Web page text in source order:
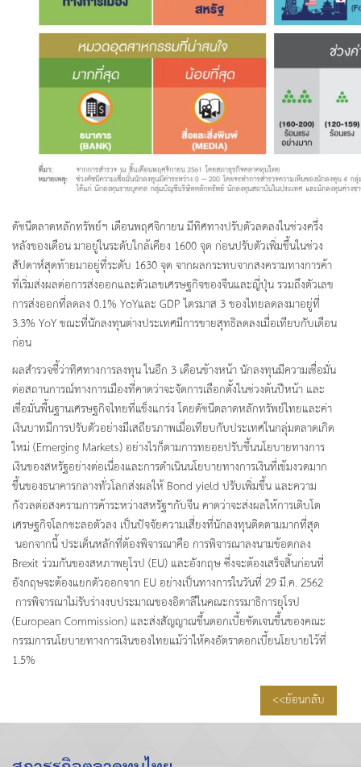
ดัชนีตลาดหลักทรัพย์ฯ เดือนพฤศจิกายน มีทิศทางปรับตัวลดลงในช่วงครึ่ง
หลังของเดือน มาอยู่ในระดับใกล้เคียง 1600 จุด ก่อนปรับตัวเพิ่มขึ้นในช่วง
สัปดาห์สุดท้ายมาอยู่ที่ระดับ 1630 จุด จากผลกระทบจากสงครามทางการค้า
ที่เริ่มส่งผลต่อการส่งออกและตัวเลขเศรษฐกิจของจีนและญี่ปุ่น รวมถึงตัวเลข
การส่งออกที่ลดลง 0.1% YoYและ GDP ไตรมาส 3 ของไทยลดลงมาอยู่ที่
3.3% YoY ขณะที่นักลงทุนต่างประเทศมีการขายสุทธิลดลงเมื่อเทียบกับเดือน
ก่อน
ผลสำรวจชี้ว่าทิศทางการลงทุน ในอีก 3 เดือนข้างหน้า นักลงทุนมีความเชื่อมั่น
ต่อสถานการณ์ทางการเมืองที่คาดว่าจะจัดการเลือกตั้งในช่วงต้นปีหน้า และ
เชื่อมั่นพื้นฐานเศรษฐกิจไทยที่แข็งแกร่ง โดยดัชนีตลาดหลักทรัพย์ไทยและค่า
เงินบาทมีการปรับตัวอย่างมีเสถียรภาพเมื่อเทียบกับประเทศในกลุ่มตลาดเกิด
ใหม่ (Emerging Markets) อย่างไรก็ตามการทยอยปรับขึ้นนโยบายทางการ
เงินของสหรัฐอย่างต่อเนื่องและการดำเนินนโยบายทางการเงินที่เข้มงวดมาก
ขึ้นของธนาคารกลางทั่วโลกส่งผลให้ Bond yield ปรับเพิ่มขึ้น และความ
กังวลต่อสงครามการค้าระหว่างสหรัฐฯกับจีน คาดว่าจะส่งผลให้การเติบโต
เศรษฐกิจโลกชะลอตัวลง เป็นปัจจัยความเสี่ยงที่นักลงทุนติดตามมากที่สุด
นอกจากนี้ ประเด็นหลักที่ต้องพิจารณาคือ การพิจารณาลงนามข้อตกลง
Brexit ร่วมกันของสหภาพยุโรป (EU) และอังกฤษ ซึ่งจะต้องเสร็จสิ้นก่อนที่
อังกฤษจะต้องแยกตัวออกจาก EU อย่างเป็นทางการในวันที่ 29 มี.ค. 2562
การพิจารณาไม่รับร่างงบประมาณของอิตาลีในคณะกรรมาธิการยุโรป
(European Commission) และส่งสัญญาณขึ้นดอกเบี้ยชัดเจนขึ้นของคณะ
กรรมการนโยบายทางการเงินของไทยแม้ว่าให้คงอัตราดอกเบี้ยนโยบายไว้ที่
1.5%
<<ย้อนกลับ